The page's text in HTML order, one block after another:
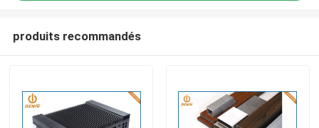
produits recommandés